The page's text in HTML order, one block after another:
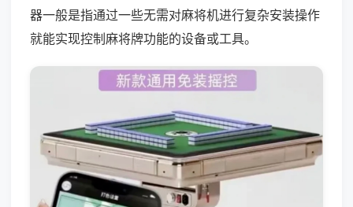
器一般是指通过一些无需对麻将机进行复杂安装操作
就能实现控制麻将牌功能的设备或工具。